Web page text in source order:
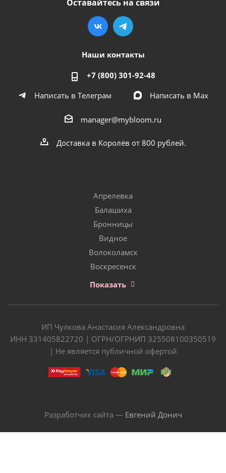
Оставайтесь на связи
Наши контакты
+7 (800) 301-92-48
Написать в Телеграм
Написать в Мах
manager@mybloom.ru
Доставка в Королёв от 800 рублей.
Апрелевка
Балашиха
Бронницы
Видное
Волоколамск
Воскресенск
Показать
ИП Чулкова Анастасия Александровна
ИНН 331405822720 | ОГРН/ОГРНИП 325508100350519
| Не является публичной офертой
Разработчик сайта — Евгений Донич